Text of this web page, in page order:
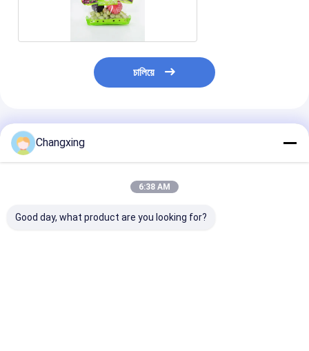
চালিয়ে
প্রস্তাবিত পণ্য
Changxing
6:38 AM
Good day, what product are you looking for?